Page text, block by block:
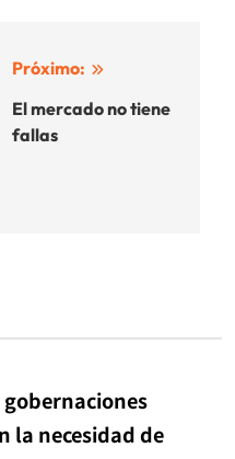
Próximo:
El mercado no tiene
fallas
gobernaciones
la necesidad de